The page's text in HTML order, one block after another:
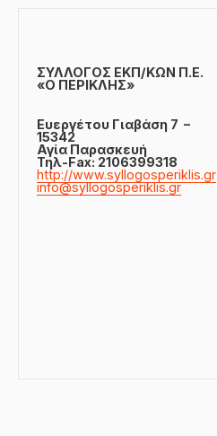
ΣΥΛΛΟΓΟΣ ΕΚΠ/KΩΝ Π.Ε.
«Ο ΠΕΡΙΚΛΗΣ»
Ευεργέτου Γιαβάση 7 –
15342
Αγία Παρασκευή
Τηλ-Fax: 2106399318
http://www.syllogosperiklis.gr
info@syllogosperiklis.gr